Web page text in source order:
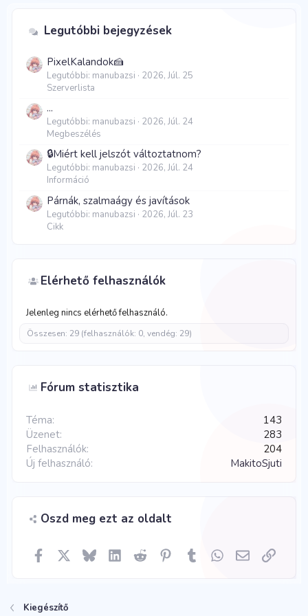
Legutóbbi bejegyzések
PixelKalandok🍰
Legutóbbi: manubazsi
2026, Júl. 25
Szerverlista
...
Legutóbbi: manubazsi
2026, Júl. 24
Megbeszélés
🔒Miért kell jelszót változtatnom?
Legutóbbi: manubazsi
2026, Júl. 24
Információ
Párnák, szalmaágy és javítások
Legutóbbi: manubazsi
2026, Júl. 23
Cikk
Elérhető felhasználók
Jelenleg nincs elérhető felhasználó.
Összesen: 29 (felhasználók: 0, vendég: 29)
Fórum statisztika
Téma
143
Üzenet
283
Felhasználók
204
Új felhasználó
MakitoSjuti
Oszd meg ezt az oldalt
Facebook BlueskyLinkedInReddit Pinterest
TumblrWhatsApp
E-mailLink
Kiegészítő